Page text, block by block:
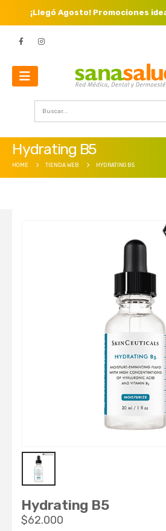
¡Llegó Agosto! Promociones
Hydrating B5
HOME TIENDA WEB HYDRATING B5
Hydrating B5
$62.000